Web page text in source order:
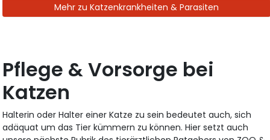
Mehr zu Katzenkrankheiten & Parasiten
Pflege & Vorsorge bei
Katzen
Halterin oder Halter einer Katze zu sein bedeutet auch, sich
adäquat um das Tier kümmern zu können. Hier setzt auch